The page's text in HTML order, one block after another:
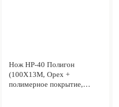
Нож НР-40 Полигон
(100Х13М, Орех +
полимерное покрытие,